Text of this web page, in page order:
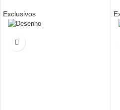
Exclusivos